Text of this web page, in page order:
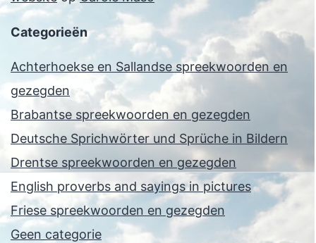
Categorieën
Achterhoekse en Sallandse spreekwoorden en
gezegden
Brabantse spreekwoorden en gezegden
Deutsche Sprichwörter und Sprüche in Bildern
Drentse spreekwoorden en gezegden
English proverbs and sayings in pictures
Friese spreekwoorden en gezegden
Geen categorie